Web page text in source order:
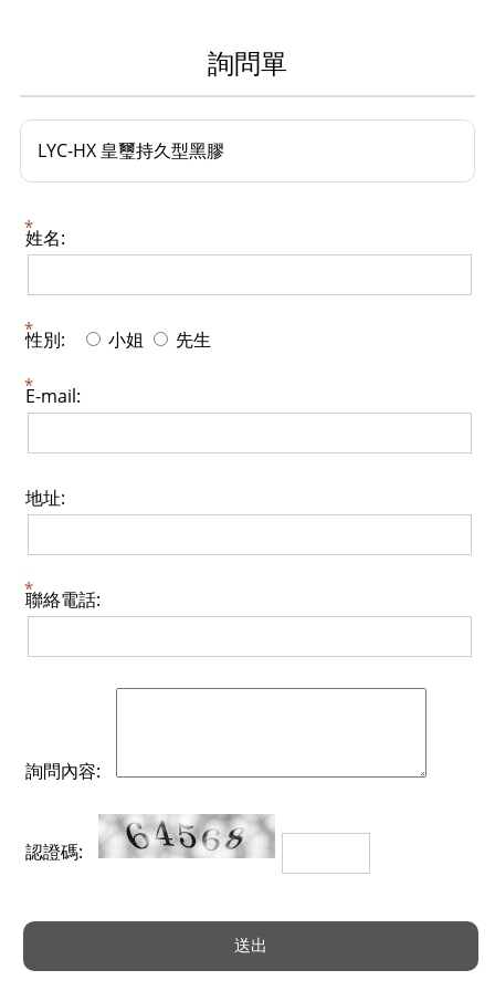
詢問單
LYC-HX 皇璽持久型黑膠
姓名:
性別: 小姐 先生
E-mail:
地址:
聯絡電話:
詢問內容:
認證碼: